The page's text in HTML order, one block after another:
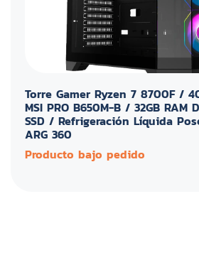
Torre Gamer Ryzen 7 8700F /
MSI PRO B650M-B / 32GB RAM
SSD / Refrigeración Líquida
ARG 360
Producto bajo pedido